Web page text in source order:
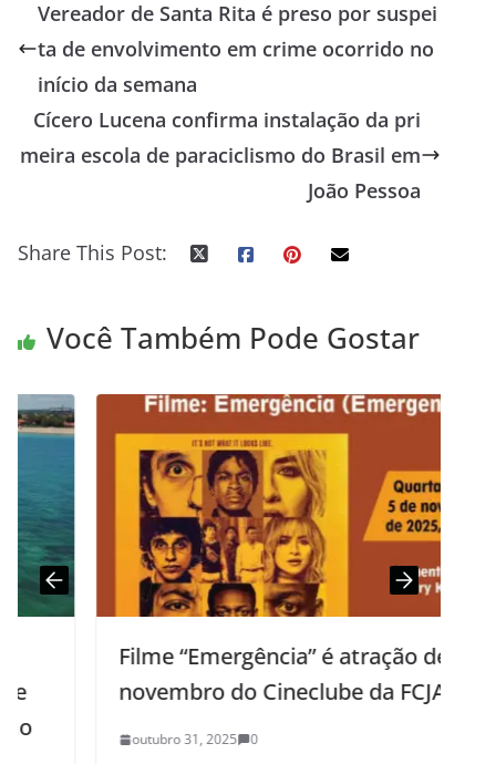
Vereador de Santa Rita é preso por suspei
ta de envolvimento em crime ocorrido no
início da semana
Cícero Lucena confirma instalação da pri
meira escola de paraciclismo do Brasil em
João Pessoa
Share This Post:
Você Também Pode Gostar
Filme “Emergência” é atração de
novembro do Cineclube da FCJA
outubro 31, 2025 0